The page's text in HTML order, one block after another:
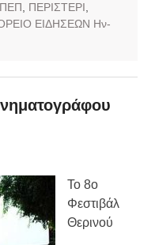
ΠΕΠ ΠΕΡΙΣΤΕΡΙ
ΕΙΔΗΣΕΩΝ Ην-
Το 8ο
Φεστιβάλ
Θερινού